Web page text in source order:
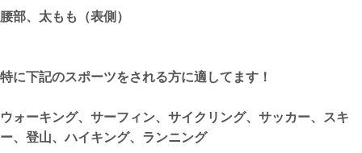
腰部、太もも（表側）
特に下記のスポーツをされる方に適してます！
ウォーキング、サーフィン、サイクリング、サッカー、スキ
ー、登山、ハイキング、ランニング